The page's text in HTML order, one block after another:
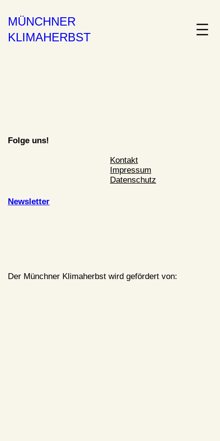
MÜNCHNER
KLIMAHERBST
Folge uns!
Newsletter
Kontakt
Impressum
Datenschutz
Der Münchner Klimaherbst wird gefördert von: